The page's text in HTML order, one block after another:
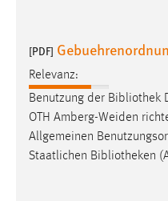
[PDF]
Relevanz:
Benutzung der Bibliothek
OTH Amberg-Weiden
Allgemeinen
Staatlichen Bibliotheken